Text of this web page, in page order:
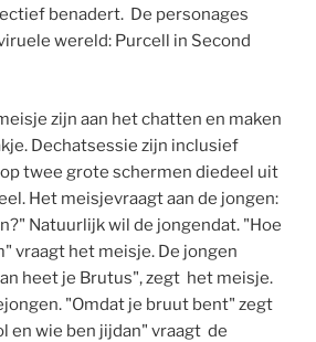
benadert. De personages
wereld: Purcell in Second
zijn aan het chatten en maken
Dechatsessie zijn inclusief
twee grote schermen diedeel uit
Het meisjevraagt aan de jongen:
Natuurlijk wil de jongendat. "Hoe
vraagt het meisje. De jongen
heet je Brutus", zegt het meisje.
"Omdat je bruut bent" zegt
en wie ben jijdan" vraagt de